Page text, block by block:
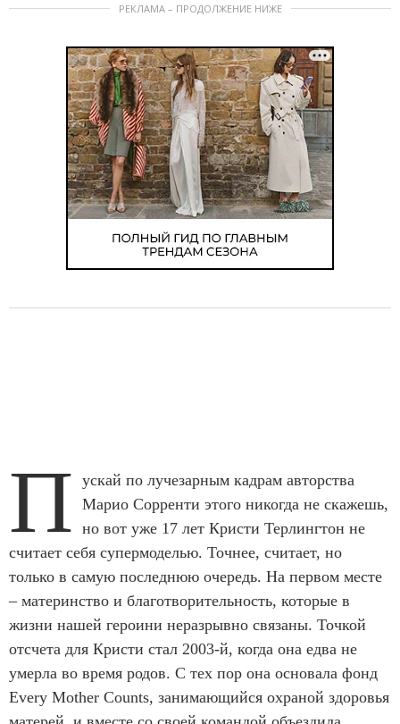
РЕКЛАМА – ПРОДОЛЖЕНИЕ НИЖЕ
П ускай по лучезарным кадрам авторства
Марио Сорренти этого никогда не скажешь,
но вот уже 17 лет Кристи Терлингтон не
считает себя супермоделью. Точнее, считает, но
только в самую последнюю очередь. На первом месте
– материнство и благотворительность, которые в
жизни нашей героини неразрывно связаны. Точкой
отсчета для Кристи стал 2003-й, когда она едва не
умерла во время родов. С тех пор она основала фонд
Every Mother Counts, занимающийся охраной здоровья